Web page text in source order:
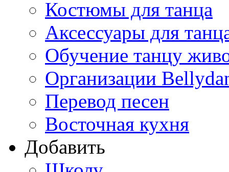
Костюмы для танца
Аксессуары для
Обучение танцу
Организации
Перевод песен
Восточная кухня
Добавить